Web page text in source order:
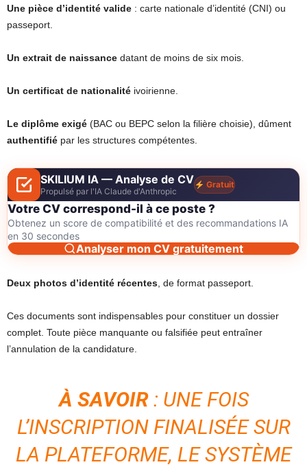
Une pièce d’identité valide : carte nationale d’identité (CNI) ou
passeport.
Un extrait de naissance datant de moins de six mois.
Un certificat de nationalité ivoirienne.
Le diplôme exigé (BAC ou BEPC selon la filière choisie), dûment
authentifié par les structures compétentes.
SKILIUM IA — Analyse de CV
Propulsé par l'IA Claude d'Anthropic
Gratuit
Votre CV correspond-il à ce poste ?
Obtenez un score de compatibilité et des recommandations IA
en 30 secondes
Analyser mon CV gratuitement
Deux photos d’identité récentes, de format passeport.
Ces documents sont indispensables pour constituer un dossier
complet. Toute pièce manquante ou falsifiée peut entraîner
l’annulation de la candidature.
À SAVOIR: UNE FOIS
L’INSCRIPTION FINALISÉE SUR
LA PLATEFORME, LE SYSTÈME